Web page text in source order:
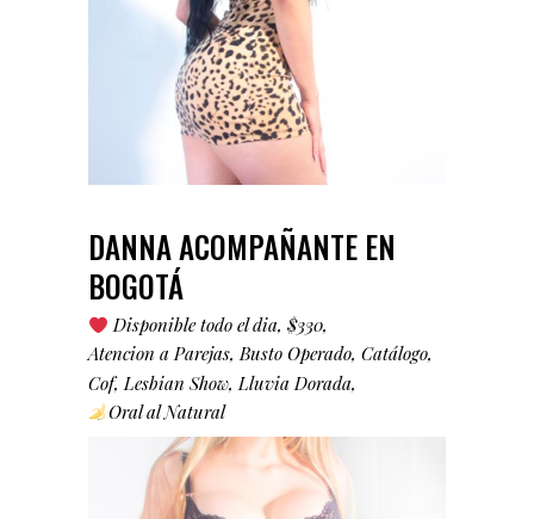
DANNA ACOMPAÑANTE EN
BOGOTÁ
Disponible todo el dia $330
Atencion a Parejas Busto Operado Catálogo
Cof Lesbian Show Lluvia Dorada
Oral al Natural